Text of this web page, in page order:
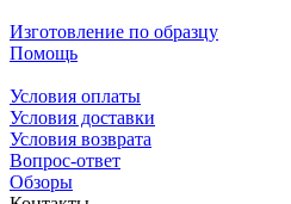
Изготовление по образцу
Помощь
Условия оплаты
Условия доставки
Условия возврата
Вопрос-ответ
Обзоры